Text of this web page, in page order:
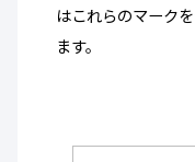
はこれらのマーク
ます。